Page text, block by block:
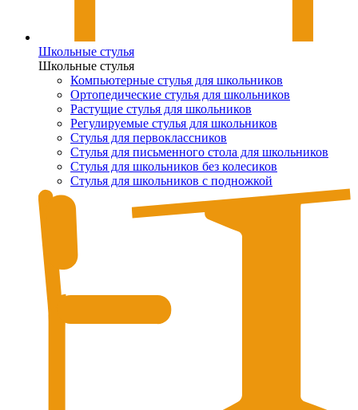
Школьные стулья
Школьные стулья
Компьютерные стулья для школьников
Ортопедические стулья для школьников
Растущие стулья для школьников
Регулируемые стулья для школьников
Стулья для первоклассников
Стулья для письменного стола для школьников
Стулья для школьников без колесиков
Стулья для школьников с подножкой